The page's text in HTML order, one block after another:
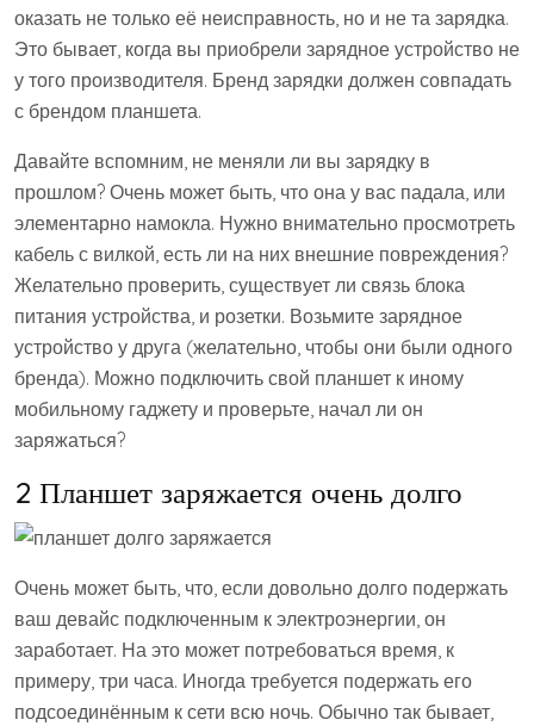
оказать не только её неисправность, но и не та зарядка.
Это бывает, когда вы приобрели зарядное устройство не
у того производителя. Бренд зарядки должен совпадать
с брендом планшета.
Давайте вспомним, не меняли ли вы зарядку в
прошлом? Очень может быть, что она у вас падала, или
элементарно намокла. Нужно внимательно просмотреть
кабель с вилкой, есть ли на них внешние повреждения?
Желательно проверить, существует ли связь блока
питания устройства, и розетки. Возьмите зарядное
устройство у друга (желательно, чтобы они были одного
бренда). Можно подключить свой планшет к иному
мобильному гаджету и проверьте, начал ли он
заряжаться?
2 Планшет заряжается очень долго
Очень может быть, что, если довольно долго подержать
ваш девайс подключенным к электроэнергии, он
заработает. На это может потребоваться время, к
примеру, три часа. Иногда требуется подержать его
подсоединённым к сети всю ночь. Обычно так бывает,